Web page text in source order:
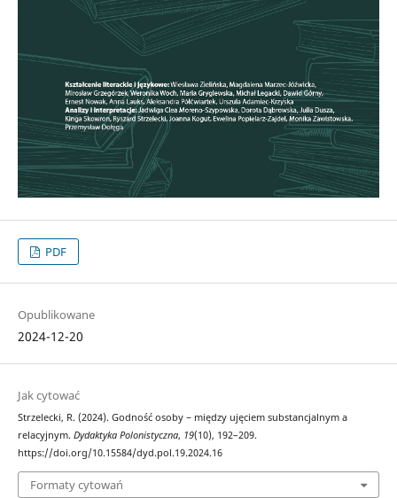
PDF
Opublikowane
2024-12-20
Jak cytować
Strzelecki, R. (2024). Godność osoby − między ujęciem substancjalnym a
relacyjnym. Dydaktyka Polonistyczna, 19(10), 192–209.
https://doi.org/10.15584/dyd.pol.19.2024.16
Formaty cytowań